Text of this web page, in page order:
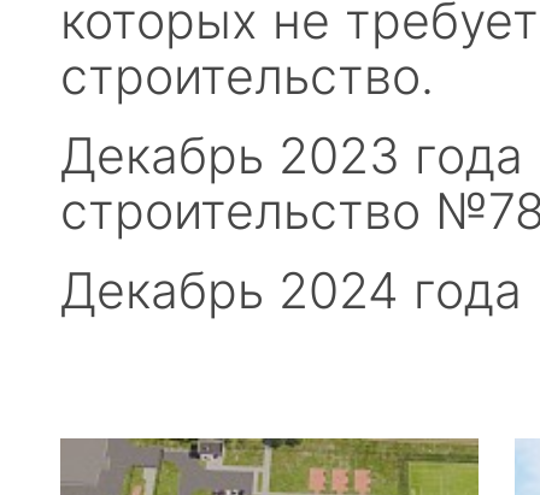
которых не
строительство.
Декабрь 2023
строительство
Декабрь 2024